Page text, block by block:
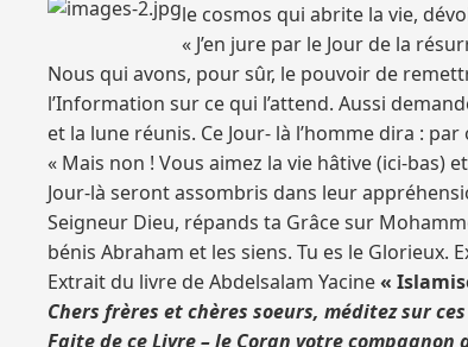
le cosmos qui abrite la vie,
« J’en jure par le Jour de la
Nous qui avons, pour sûr, le pouvoir de
l’Information sur ce qui l’attend. Aussi
et la lune réunis. Ce Jour- là l’homme dira :
« Mais non ! Vous aimez la vie hâtive (ici-bas)
Jour-là seront assombris dans leur
Seigneur Dieu, répands ta Grâce sur
bénis Abraham et les siens. Tu es le Glorieux.
Extrait du livre de Abdelsalam Yacine«
Chers frères et chères soeurs, méditez sur
Faite de ce Livre – le Coran votre compagnon